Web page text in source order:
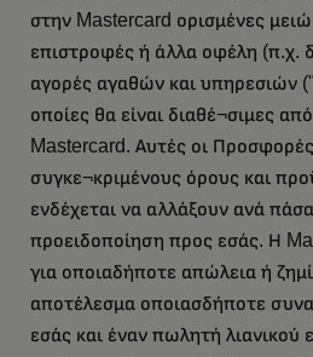
στην Mastercard ορισμένες
επιστροφές ή άλλα οφέλη (π.χ.
αγορές αγαθών και υπηρεσιών
οποίες θα είναι διαθέ¬σιμες
Mastercard. Αυτές οι Προσφορές
συγκε¬κριμένους όρους και
ενδέχεται να αλλάξουν ανά
προειδοποίηση προς εσάς. Η
για οποιαδήποτε απώλεια ή
αποτέλεσμα οποιασδήποτε
εσάς και έναν πωλητή λιανικού